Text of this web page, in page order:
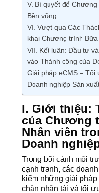
V. Bí quyết để
Bền vững
VI. Vượt qua Các
khai Chương trình Bữa
VII. Kết luận: Đầu tư
vào Thành công của
Giải pháp eCMS – Tối
Doanh nghiệp Sản xuất
I. Giới thiệu:
của Chương
Nhân viên
Doanh
Trong bối cảnh môi
cạnh tranh, các
kiếm những giải
chân nhân tài và tối